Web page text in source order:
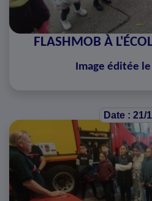
FLASHMOB À
Image éditée
Date : 21/